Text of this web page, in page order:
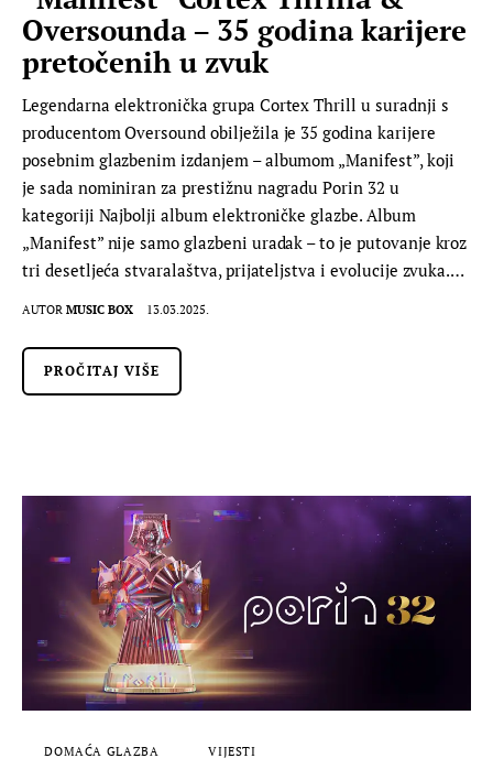
Oversounda – 35 godina karijere
pretočenih u zvuk
Legendarna elektronička grupa Cortex Thrill u suradnji s
producentom Oversound obilježila je 35 godina karijere
posebnim glazbenim izdanjem – albumom „Manifest”, koji
je sada nominiran za prestižnu nagradu Porin 32 u
kategoriji Najbolji album elektroničke glazbe. Album
„Manifest” nije samo glazbeni uradak – to je putovanje kroz
tri desetljeća stvaralaštva, prijateljstva i evolucije zvuka.…
AUTOR MUSIC BOX 13.03.2025.
PROČITAJ VIŠE
DOMAĆA GLAZBA VIJESTI